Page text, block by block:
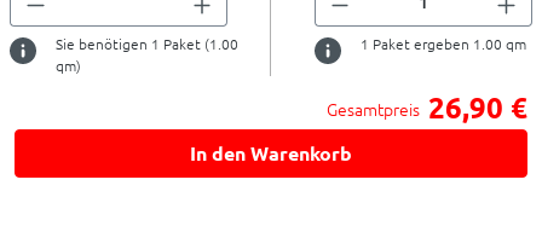
Sie benötigen 1 Paket (1.00
qm)
1 Paket ergeben 1.00 qm
Gesamtpreis 26,90 €
In den Warenkorb